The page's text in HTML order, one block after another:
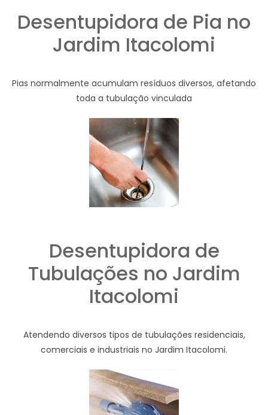
Desentupidora de Pia no
Jardim Itacolomi
Pias normalmente acumulam resíduos diversos, afetando
toda a tubulação vinculada
Desentupidora de
Tubulações no Jardim
Itacolomi
Atendendo diversos tipos de tubulações residenciais,
comerciais e industriais no Jardim Itacolomi.